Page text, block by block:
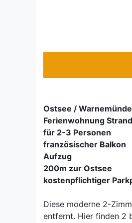
Ostsee / Warnemünde
Ferienwohnung
für 2-3 Personen
französischer Balkon
Aufzug
200m zur Ostsee
kostenpflichtiger
Diese moderne 2-
entfernt. Hier finden 2